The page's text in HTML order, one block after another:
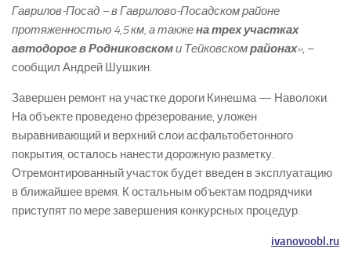
Гаврилов-Посад – в Гаврилово-Посадском районе
протяженностью 4,5 км, а такжена трех участках
автодорог в Родниковскоми Тейковскомрайонах», –
сообщил Андрей Шушкин.
Завершен ремонт на участке дороги Кинешма — Наволоки.
На объекте проведено фрезерование, уложен
выравнивающий и верхний слои асфальтобетонного
покрытия, осталось нанести дорожную разметку.
Отремонтированный участок будет введен в эксплуатацию
в ближайшее время. К остальным объектам подрядчики
приступят по мере завершения конкурсных процедур.
ivanovoobl.ru